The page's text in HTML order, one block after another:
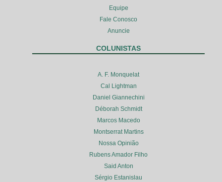
Equipe
Fale Conosco
Anuncie
COLUNISTAS
A. F. Monquelat
Cal Lightman
Daniel Giannechini
Déborah Schmidt
Marcos Macedo
Montserrat Martins
Nossa Opinião
Rubens Amador Filho
Said Anton
Sérgio Estanislau